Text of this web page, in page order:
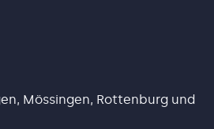
Mössingen, Rottenburg und